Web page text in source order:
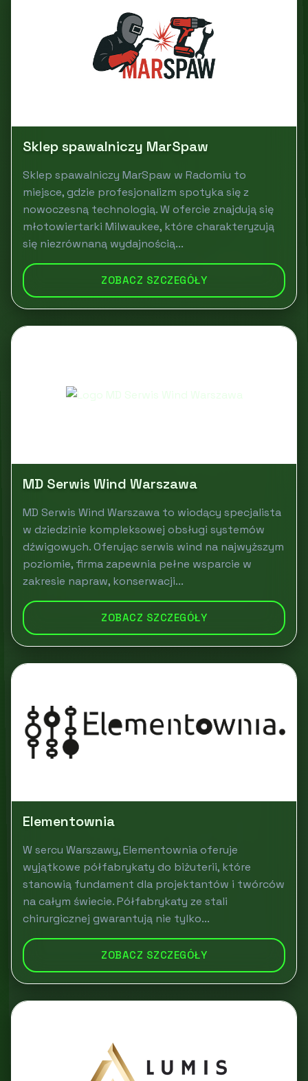
Sklep spawalniczy MarSpaw
Sklep spawalniczy MarSpaw w Radomiu to
miejsce, gdzie profesjonalizm spotyka się z
nowoczesną technologią. W ofercie znajdują się
młotowiertarki Milwaukee, które charakteryzują
się niezrównaną wydajnością...
ZOBACZ SZCZEGÓŁY
MD Serwis Wind Warszawa
MD Serwis Wind Warszawa to wiodący specjalista
w dziedzinie kompleksowej obsługi systemów
dźwigowych. Oferując serwis wind na najwyższym
poziomie, firma zapewnia pełne wsparcie w
zakresie napraw, konserwacji...
ZOBACZ SZCZEGÓŁY
Elementownia
W sercu Warszawy, Elementownia oferuje
wyjątkowe półfabrykaty do biżuterii, które
stanowią fundament dla projektantów i twórców
na całym świecie. Półfabrykaty ze stali
chirurgicznej gwarantują nie tylko...
ZOBACZ SZCZEGÓŁY